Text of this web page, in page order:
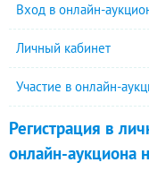
Вход в онлайн-
Личный кабинет
Участие в онлайн-
Регистрация в
онлайн-аукциона